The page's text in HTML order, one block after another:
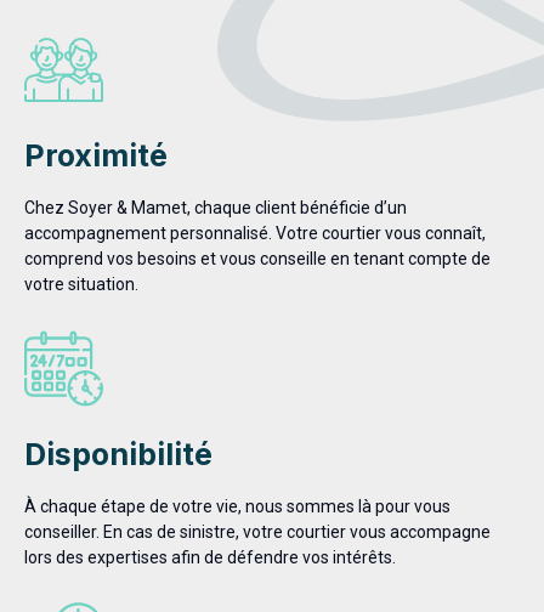
Proximité
Chez Soyer & Mamet, chaque client bénéficie d’un
accompagnement personnalisé. Votre courtier vous connaît,
comprend vos besoins et vous conseille en tenant compte de
votre situation.
Disponibilité
À chaque étape de votre vie, nous sommes là pour vous
conseiller. En cas de sinistre, votre courtier vous accompagne
lors des expertises afin de défendre vos intérêts.